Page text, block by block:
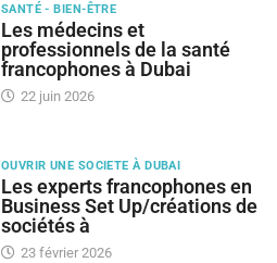
SANTÉ - BIEN-ÊTRE
Les médecins et
professionnels de la santé
francophones à Dubai
22 juin 2026
OUVRIR UNE SOCIETE À DUBAI
Les experts francophones en
Business Set Up/créations de
sociétés à
23 février 2026